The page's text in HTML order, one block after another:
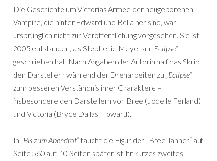
Die Geschichte um Victorias Armee der neugeborenen
Vampire, die hinter Edward und Bella her sind, war
ursprünglich nicht zur Veröffentlichung vorgesehen. Sie ist
2005 entstanden, als Stephenie Meyer an „Eclipse“
geschrieben hat. Nach Angaben der Autorin half das Skript
den Darstellern während der Dreharbeiten zu „Eclipse“
zum besseren Verständnis ihrer Charaktere –
insbesondere den Darstellern von Bree (Jodelle Ferland)
und Victoria (Bryce Dallas Howard).
In „Bis zum Abendrot“ taucht die Figur der „Bree Tanner“ auf
Seite 560 auf. 10 Seiten später ist ihr kurzes zweites